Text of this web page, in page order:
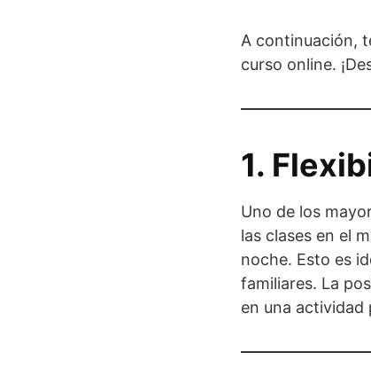
A continuación,
curso online.
1.
Uno de los
las clases en el
noche. Esto es
familiares. La
en una